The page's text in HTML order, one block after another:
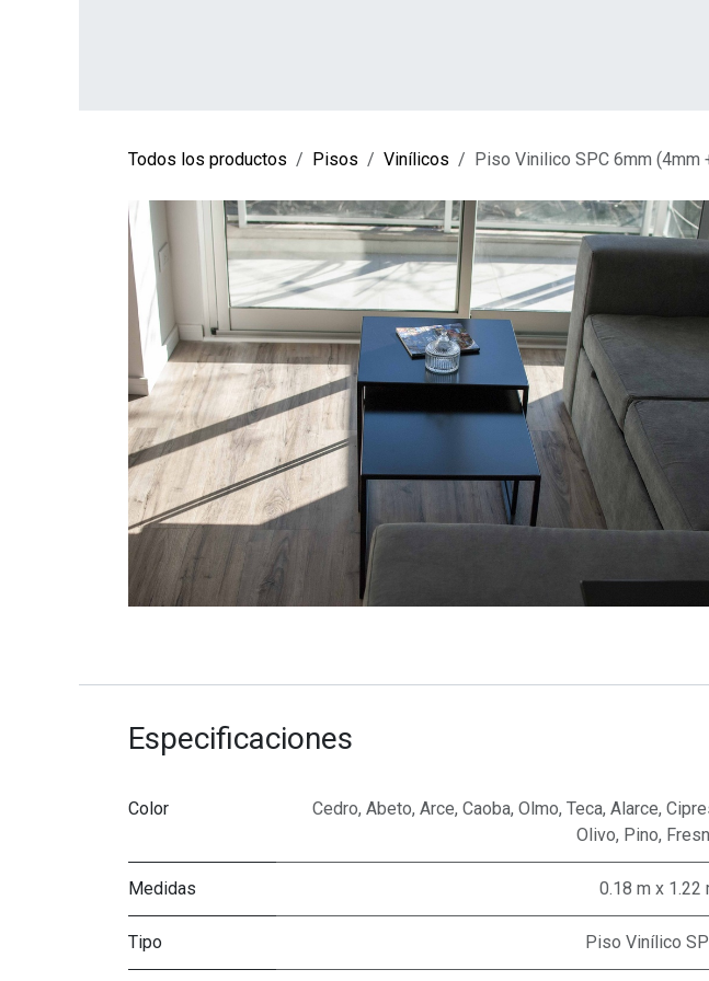
Todos los productos Pisos Vinílicos Piso Vinilico SPC 6mm (4mm
Especificaciones
Color Cedro, Abeto, Arce, Caoba, Olmo, Teca, Alarce,
Olivo, Pino,
Medidas 0.18 m x 1.22
Tipo Piso Vinílico